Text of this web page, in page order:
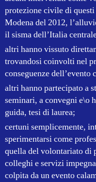
protezione civile di
Modena del 2012,
il sisma dell’Italia
altri hanno vissuto
trovandosi coinvolti nel
conseguenze dell’evento
altri hanno partecipato a
seminari, a convegni e\o
guida, tesi di laurea;
certuni semplicemente,
sperimentarsi come
quella del volontariato di
colleghi e servizi
colpita da un evento